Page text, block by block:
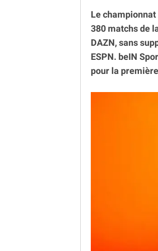
Le
380 matchs de
DAZN, sans
ESPN. beIN
pour la